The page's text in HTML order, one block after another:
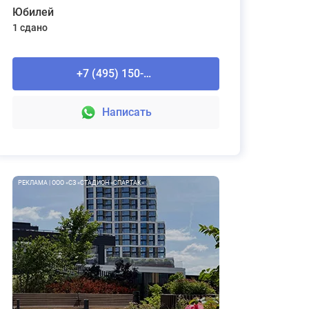
Юбилей
1 сдано
+7 (495) 150-90-61
Написать
РЕКЛАМА | ООО «СЗ «СТАДИОН «СПАРТАК»